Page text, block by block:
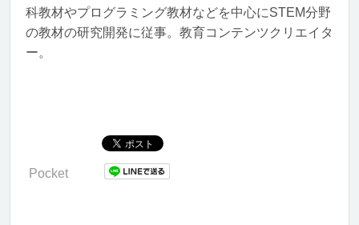
科教材やプログラミング教材などを中心にSTEM分野
の教材の研究開発に従事。教育コンテンツクリエイタ
ー。
Pocket